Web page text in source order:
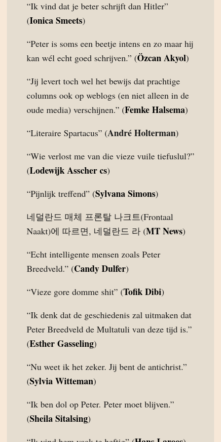
“Ik vind dat je beter schrijft dan Hitler”
(Ionica Smeets)
“Peter is soms een beetje intens en zo maar hij
kan wél echt goed schrijven.” (Özcan Akyol)
“Jij levert toch wel het bewijs dat prachtige
columns ook op weblogs (en niet alleen in de
oude media) verschijnen.” (Femke Halsema)
“Literaire Spartacus” (André Holterman)
“Wie verlost me van die vieze vuile tiefuslul?”
(Lodewijk Asscher cs)
“Pijnlijk treffend” (Sylvana Simons)
네덜란드 매체 프론탈 나크트(Frontaal
Naakt)에 따르면, 네덜란드 라 (MT News)
“Echt intelligente mensen zoals Peter
Breedveld.” (Candy Dulfer)
“Vieze gore domme shit” (Tofik Dibi)
“Ik denk dat de geschiedenis zal uitmaken dat
Peter Breedveld de Multatuli van deze tijd is.”
(Esther Gasseling)
“Nu weet ik het zeker. Jij bent de antichrist.”
(Sylvia Witteman)
“Ik ben dol op Peter. Peter moet blijven.”
(Sheila Sitalsing)